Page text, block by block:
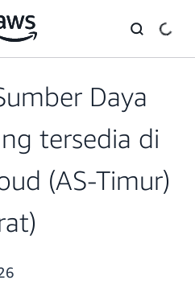
Daya
tersedia di
(AS-Timur)